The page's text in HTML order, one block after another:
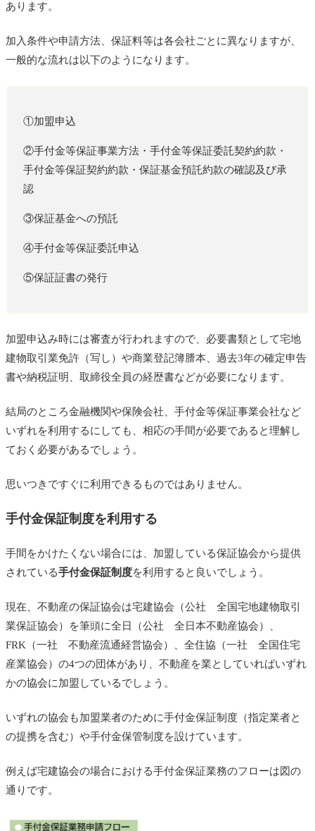
あります。
加入条件や申請方法、保証料等は各会社ごとに異なりますが、
一般的な流れは以下のようになります。
①加盟申込
②手付金等保証事業方法・手付金等保証委託契約約款・
手付金等保証契約約款・保証基金預託約款の確認及び承
認
③保証基金への預託
④手付金等保証委託申込
⑤保証証書の発行
加盟申込み時には審査が行われますので、必要書類として宅地
建物取引業免許（写し）や商業登記簿謄本、過去3年の確定申告
書や納税証明、取締役全員の経歴書などが必要になります。
結局のところ金融機関や保険会社、手付金等保証事業会社など
いずれを利用するにしても、相応の手間が必要であると理解し
ておく必要があるでしょう。
思いつきですぐに利用できるものではありません。
手付金保証制度を利用する
手間をかけたくない場合には、加盟している保証協会から提供
されている手付金保証制度を利用すると良いでしょう。
現在、不動産の保証協会は宅建協会（公社 全国宅地建物取引
業保証協会）を筆頭に全日（公社 全日本不動産協会）、
FRK（一社 不動産流通経営協会）、全住協（一社 全国住宅
産業協会）の4つの団体があり、不動産を業としていればいずれ
かの協会に加盟しているでしょう。
いずれの協会も加盟業者のために手付金保証制度（指定業者と
の提携を含む）や手付金保管制度を設けています。
例えば宅建協会の場合における手付金保証業務のフローは図の
通りです。